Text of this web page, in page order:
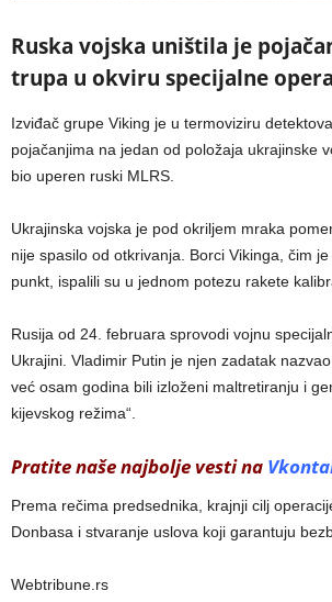
Ruska vojska uništila je
trupa u okviru specijalne
Izviđač grupe Viking je u termoviziru
pojačanjima na jedan od položaja ukrajinske
bio uperen ruski MLRS.
Ukrajinska vojska je pod okriljem mraka
nije spasilo od otkrivanja. Borci Vikinga, čim
punkt, ispalili su u jednom potezu rakete
Rusija od 24. februara sprovodi vojnu
Ukrajini. Vladimir Putin je njen zadatak
već osam godina bili izloženi maltretiranju i
kijevskog režima“.
Pratite naše najbolje vesti na
Prema rečima predsednika, krajnji cilj
Donbasa i stvaranje uslova koji garantuju
Webtribune.rs